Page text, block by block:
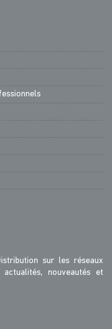
sur les réseaux
nouveautés et